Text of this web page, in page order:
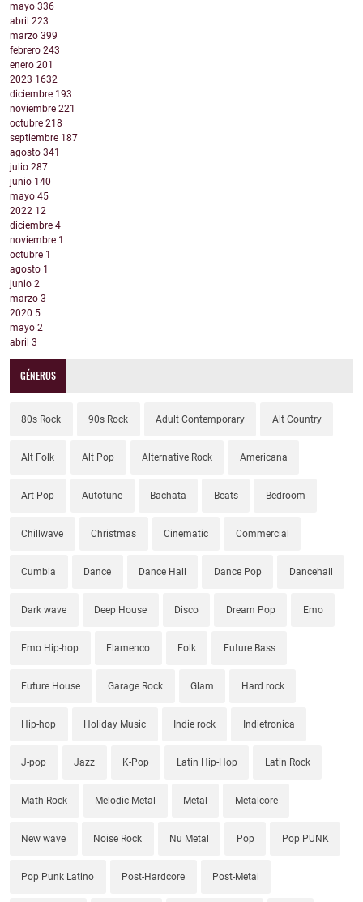
mayo 336
abril 223
marzo 399
febrero 243
enero 201
2023 1632
diciembre 193
noviembre 221
octubre 218
septiembre 187
agosto 341
julio 287
junio 140
mayo 45
2022 12
diciembre 4
noviembre 1
octubre 1
agosto 1
junio 2
marzo 3
2020 5
mayo 2
abril 3
GÉNEROS
80s Rock 90s Rock Adult Contemporary Alt Country
Alt Folk Alt Pop Alternative Rock Americana
Art Pop Autotune Bachata Beats Bedroom
Chillwave Christmas Cinematic Commercial
Cumbia Dance Dance Hall Dance Pop Dancehall
Dark wave Deep House Disco Dream Pop Emo
Emo Hip-hop Flamenco Folk Future Bass
Future House Garage Rock Glam Hard rock
Hip-hop Holiday Music Indie rock Indietronica
J-pop Jazz K-Pop Latin Hip-Hop Latin Rock
Math Rock Melodic Metal Metal Metalcore
New wave Noise Rock Nu Metal Pop Pop PUNK
Pop Punk Latino Post-Hardcore Post-Metal